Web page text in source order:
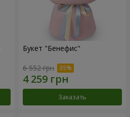
Букет "Бенефис"
6 552 грн
Заказать